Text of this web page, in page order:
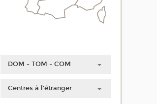
DOM - TOM - COM
Centres à l'étranger